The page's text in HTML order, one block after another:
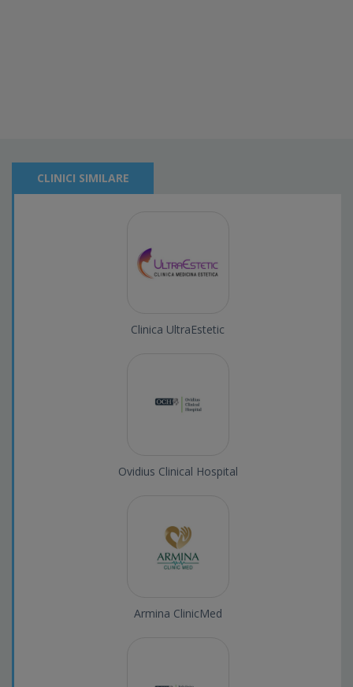
CLINICI SIMILARE
Clinica UltraEstetic
Ovidius Clinical Hospital
Armina ClinicMed